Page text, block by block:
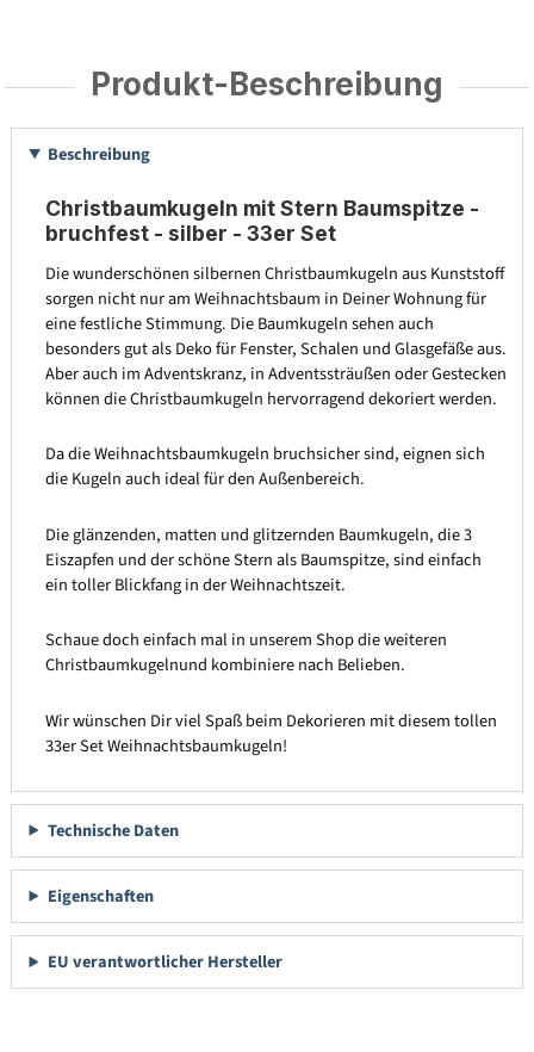
Produkt-Beschreibung
Beschreibung
Christbaumkugeln mit Stern Baumspitze -
bruchfest - silber - 33er Set
Die wunderschönen silbernen Christbaumkugeln aus Kunststoff
sorgen nicht nur am Weihnachtsbaum in Deiner Wohnung für
eine festliche Stimmung. Die Baumkugeln sehen auch
besonders gut als Deko für Fenster, Schalen und Glasgefäße aus.
Aber auch im Adventskranz, in Adventssträußen oder Gestecken
können die Christbaumkugeln hervorragend dekoriert werden.
Da die Weihnachtsbaumkugeln bruchsicher sind, eignen sich
die Kugeln auch ideal für den Außenbereich.
Die glänzenden, matten und glitzernden Baumkugeln, die 3
Eiszapfen und der schöne Stern als Baumspitze, sind einfach
ein toller Blickfang in der Weihnachtszeit.
Schaue doch einfach mal in unserem Shop die weiteren
Christbaumkugelnund kombiniere nach Belieben.
Wir wünschen Dir viel Spaß beim Dekorieren mit diesem tollen
33er Set Weihnachtsbaumkugeln!
Technische Daten
Eigenschaften
EU verantwortlicher Hersteller